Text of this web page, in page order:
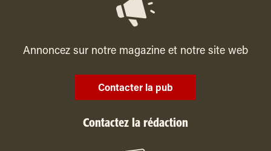
Annoncez sur notre magazine et notre site web
Contacter la pub
Contactez la rédaction